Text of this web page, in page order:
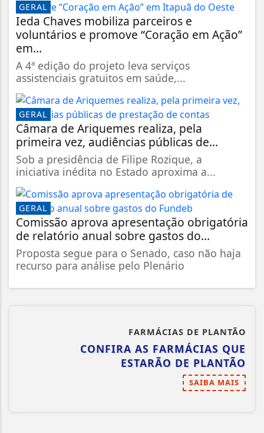
GERAL
Ieda Chaves mobiliza parceiros e
voluntários e promove “Coração em Ação”
em...
A 4ª edição do projeto leva serviços
assistenciais gratuitos em saúde,...
GERAL
Câmara de Ariquemes realiza, pela
primeira vez, audiências públicas de...
Sob a presidência de Filipe Rozique, a
iniciativa inédita no Estado aproxima a...
GERAL
Comissão aprova apresentação obrigatória
de relatório anual sobre gastos do...
Proposta segue para o Senado, caso não haja
recurso para análise pelo Plenário
FARMÁCIAS DE PLANTÃO
CONFIRA AS FARMÁCIAS QUE
ESTARÃO DE PLANTÃO
SAIBA MAIS